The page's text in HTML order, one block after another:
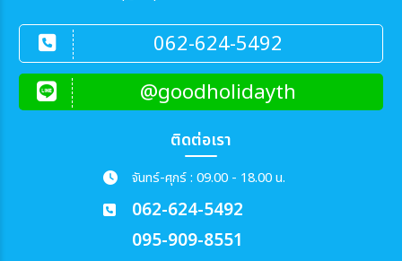
062-624-5492
@goodholidayth
ติดต่อเรา
จันทร์-ศุกร์ : 09.00 - 18.00 น.
062-624-5492
095-909-8551